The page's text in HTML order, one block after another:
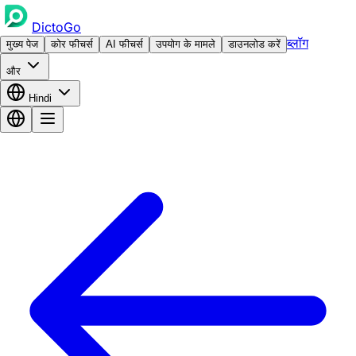
DictoGo
मुख्य पेज कोर फीचर्स AI फीचर्स उपयोग के मामले डाउनलोड करें ब्लॉग
और
Hindi